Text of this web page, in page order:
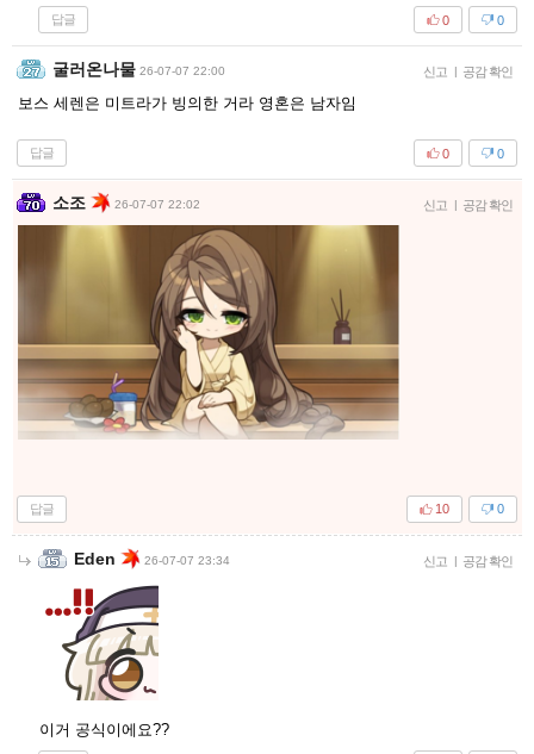
답글 0
0
굴러온나물 26-07-07 22:00 신고 공감 확인
보스 세렌은 미트라가 빙의한 거라 영혼은 남자임
답글 0
0
소조 26-07-07 22:02 신고 공감 확인
답글 0
10
Eden 26-07-07 23:34 신고 | 공감 확인
이거 공식이에요??